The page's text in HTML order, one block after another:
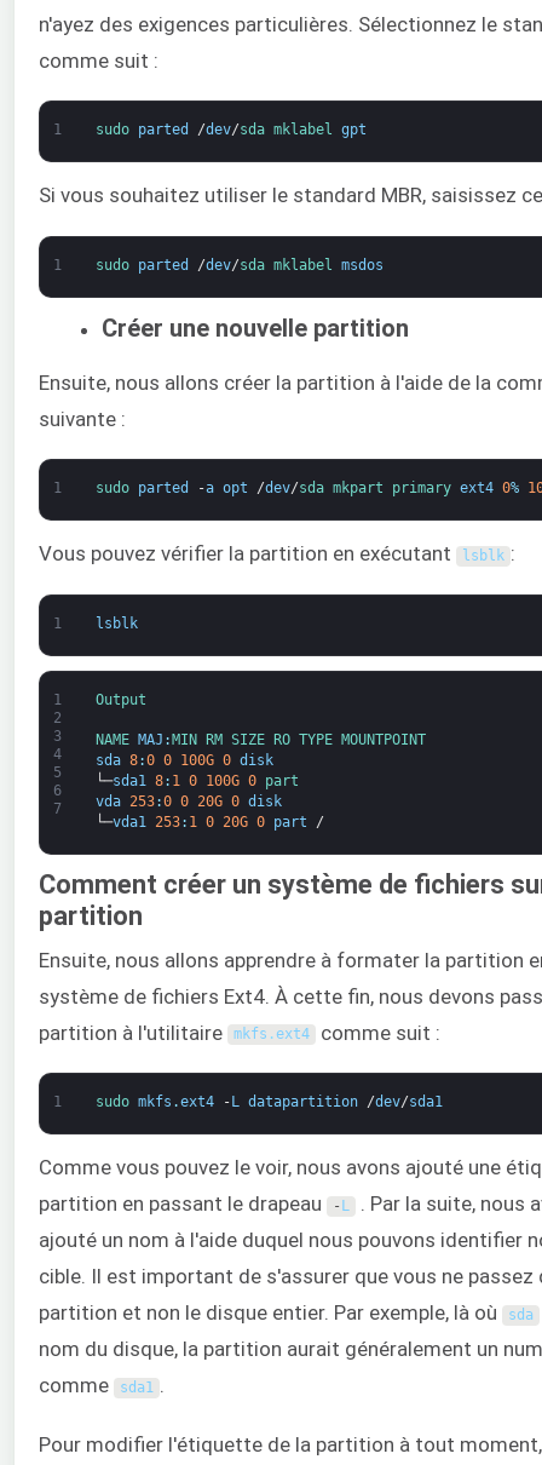
n'ayez des exigences particulières. Sélectionnez le
comme suit :
1 sudo parted /dev/sda mklabel gpt
Si vous souhaitez utiliser le standard MBR, saisissez
1 sudo parted /dev/sda mklabel msdos
Créer une nouvelle partition
Ensuite, nous allons créer la partition à l'aide de la
suivante :
1 sudo parted -a opt /dev/sda mkpart primary ext4 0%
Vous pouvez vérifier la partition en exécutant lsblk :
1 lsblk
1
2
3
4
5
6
7
Output
NAME MAJ : MIN RM SIZE RO TYPE MOUNTPOINT
sda 8:0 0 100G 0 disk
└─sda1 8: 1 0 100G 0
part
vda
253:0 0 20G 0 disk
└─vda1 253: 1 0 20G 0 part /
Comment créer un système de fichiers
partition
Ensuite, nous allons apprendre à formater la partition
système de fichiers Ext4. À cette fin, nous devons
partition à l'utilitaire
mkfs .ext4 comme suit :
1 sudo mkfs .ext4 - L datapartition /dev/sda1
Comme vous pouvez le voir, nous avons ajouté une
partition en passant le drapeau
- L . Par la suite, nous
ajouté un nom à l'aide duquel nous pouvons identifier
cible. Il est important de s'assurer que vous ne passez
partition et non le disque entier. Par exemple, là où
sda
nom du disque, la partition aurait généralement un
comme
sda1 .
Pour modifier l'étiquette de la partition à tout